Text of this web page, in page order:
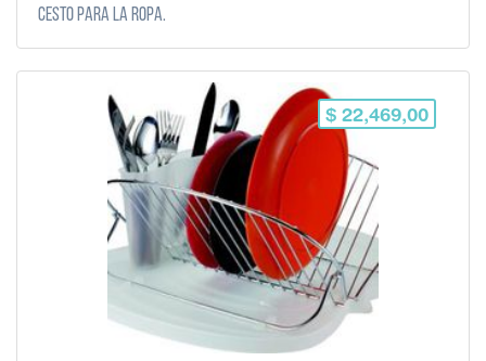
Cesto para la ropa.
$ 22,469,00